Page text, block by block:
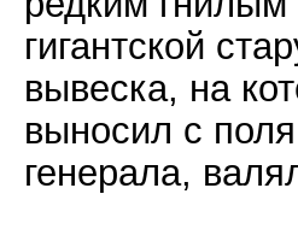
гигантской
вывеска, на
выносил с
генерала,